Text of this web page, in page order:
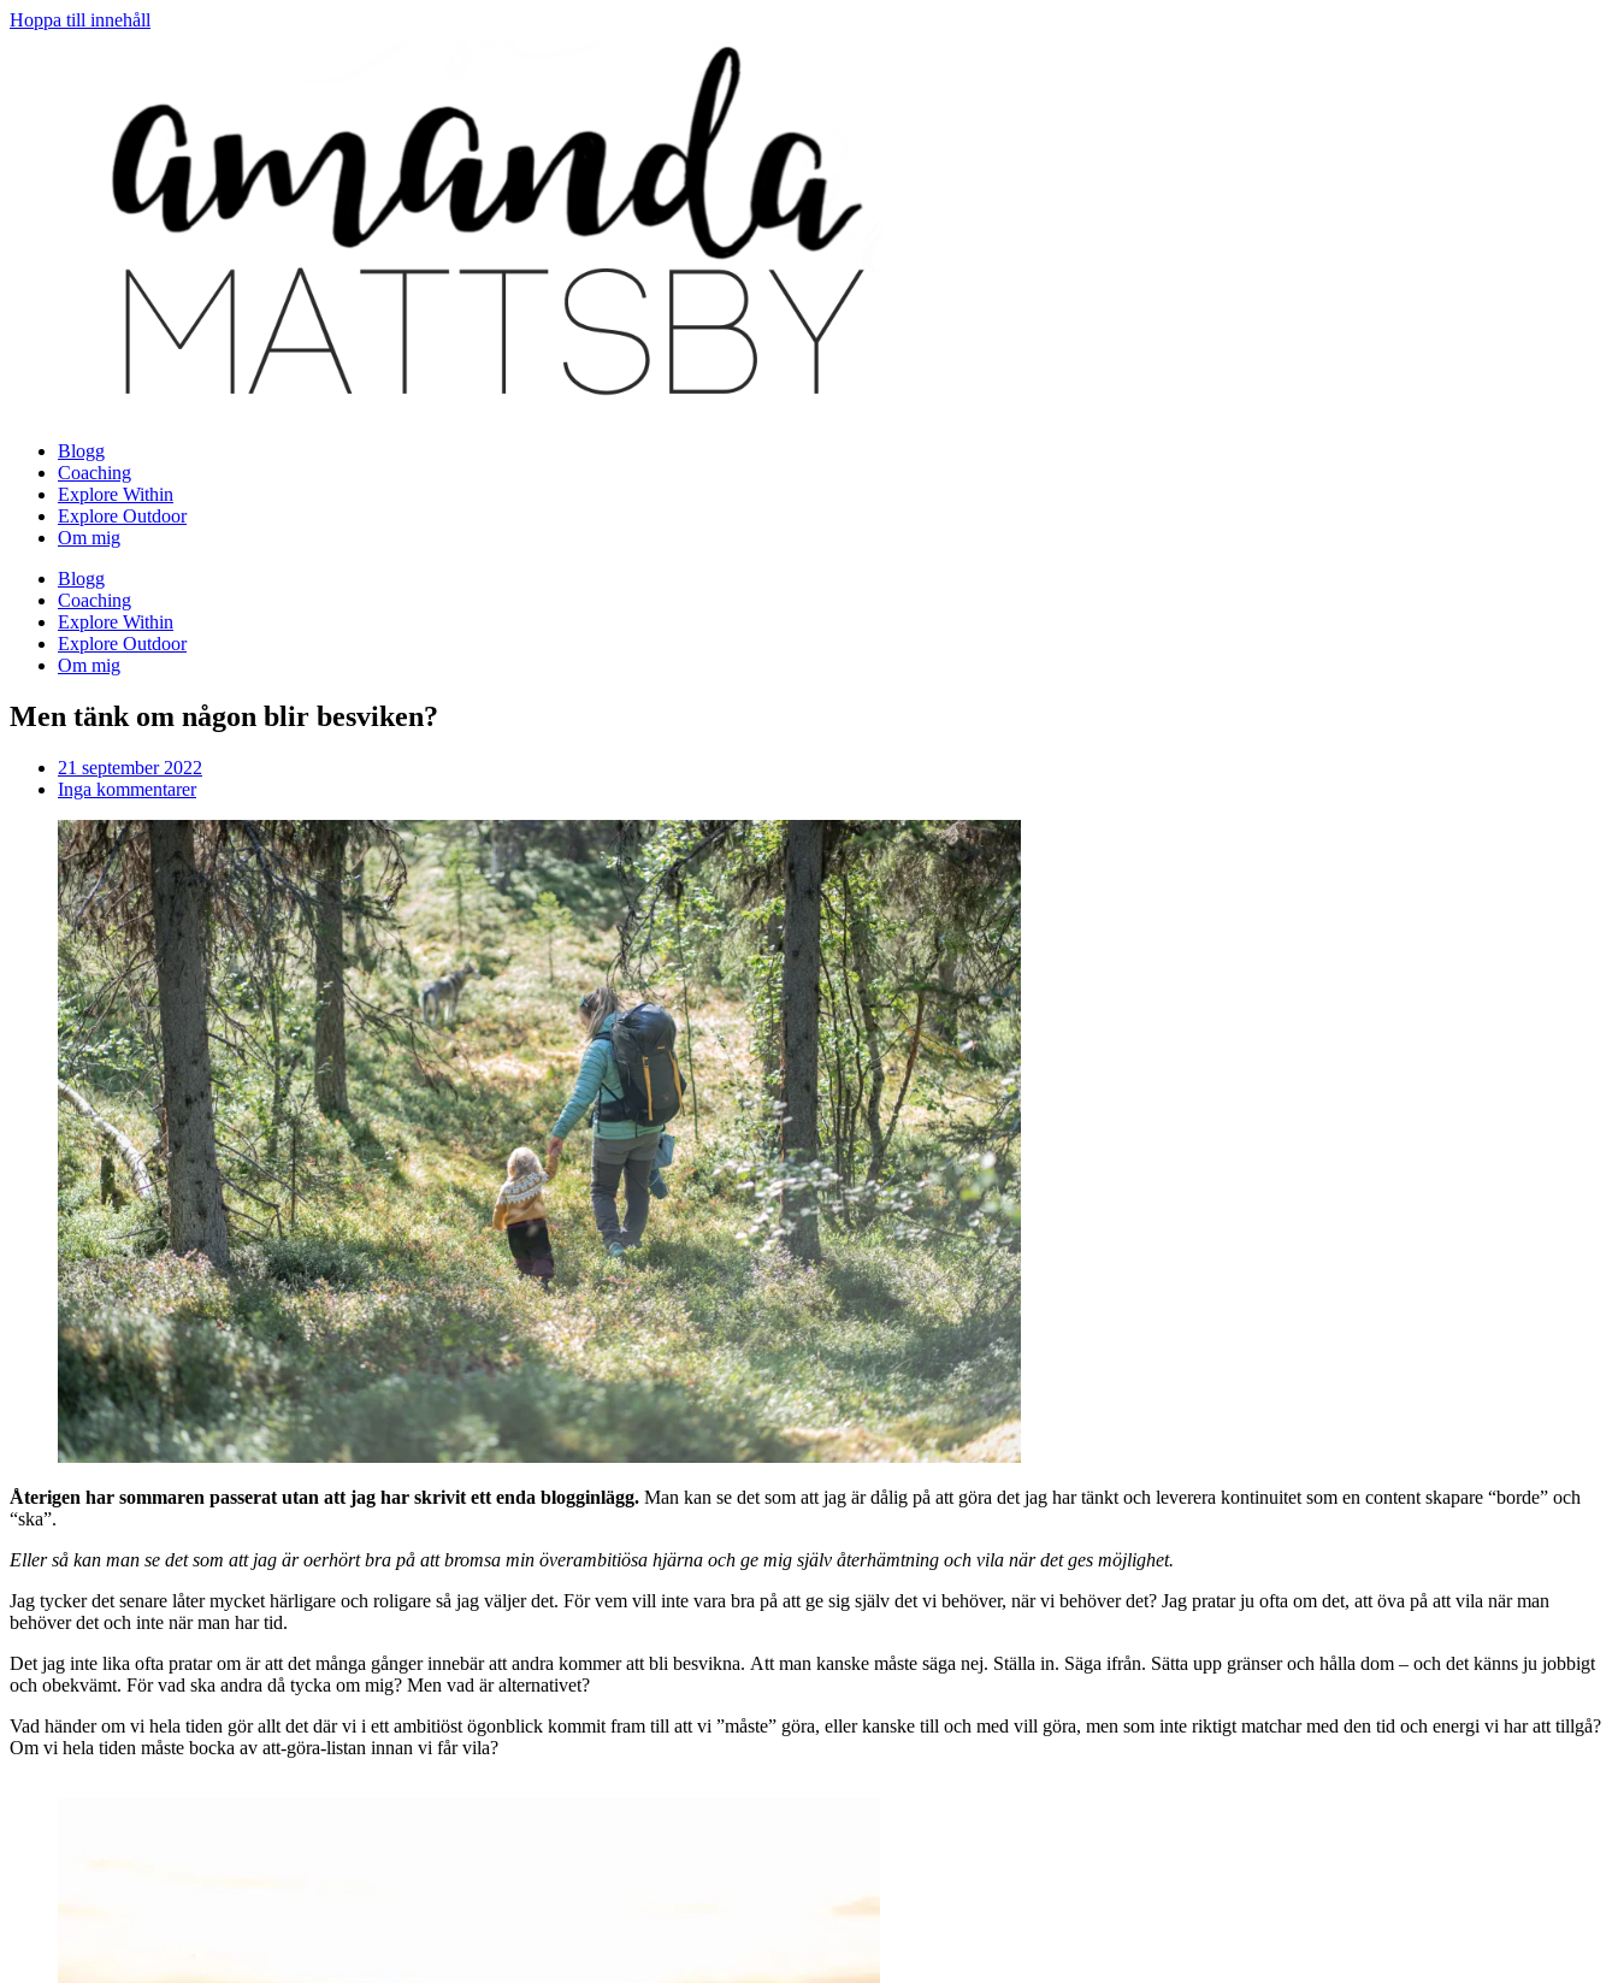
Hoppa till innehåll
Blogg
Coaching
Explore Within
Explore Outdoor
Om mig
Blogg
Coaching
Explore Within
Explore Outdoor
Om mig
Men tänk om någon blir besviken?
21 september 2022
Inga kommentarer
Återigen har sommaren passerat utan att jag har skrivit ett enda blogginlägg. Man kan se det som att jag är dålig på att göra det jag har tänkt och leverera kontinuitet som en content skapare “borde” och
“ska”.
Eller så kan man se det som att jag är oerhört bra på att bromsa min överambitiösa hjärna och ge mig själv återhämtning och vila när det ges möjlighet.
Jag tycker det senare låter mycket härligare och roligare så jag väljer det. För vem vill inte vara bra på att ge sig själv det vi behöver, när vi behöver det? Jag pratar ju ofta om det, att öva på att vila när man
behöver det och inte när man har tid.
Det jag inte lika ofta pratar om är att det många gånger innebär att andra kommer att bli besvikna. Att man kanske måste säga nej. Ställa in. Säga ifrån. Sätta upp gränser och hålla dom – och det känns ju jobbigt
och obekvämt. För vad ska andra då tycka om mig? Men vad är alternativet?
Vad händer om vi hela tiden gör allt det där vi i ett ambitiöst ögonblick kommit fram till att vi ”måste” göra, eller kanske till och med vill göra, men som inte riktigt matchar med den tid och energi vi har att tillgå?
Om vi hela tiden måste bocka av att-göra-listan innan vi får vila?